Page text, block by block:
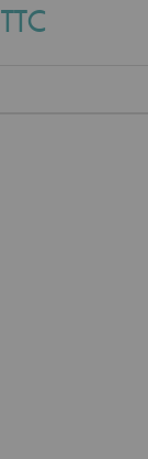
TTC